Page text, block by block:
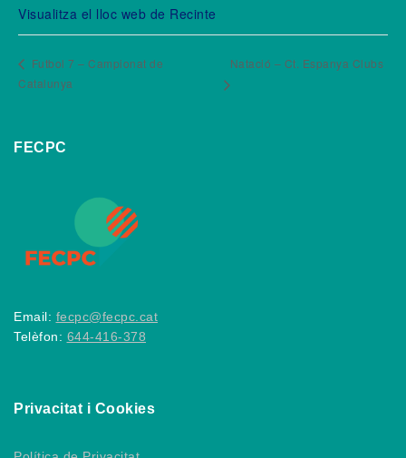
Visualitza el lloc web de Recinte
Futbol 7 – Campionat de
Catalunya
Natació – Ct. Espanya Clubs
FECPC
Email: fecpc@fecpc.cat
Telèfon: 644-416-378
Privacitat i Cookies